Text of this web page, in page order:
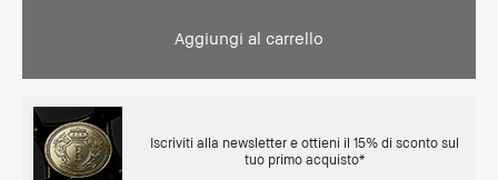
Aggiungi al carrello
Iscriviti alla newsletter e ottieni il 15% di sconto sul
tuo primo acquisto*